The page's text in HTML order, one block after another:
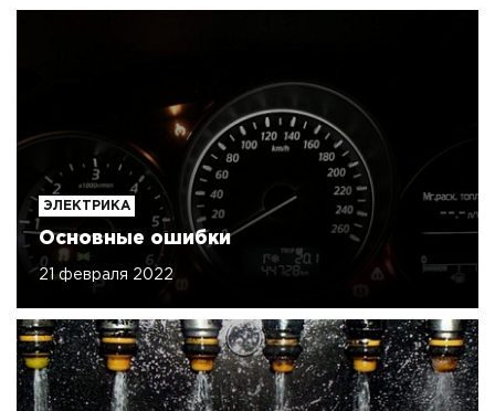
ЭЛЕКТРИКА
Основные ошибки
21 февраля 2022